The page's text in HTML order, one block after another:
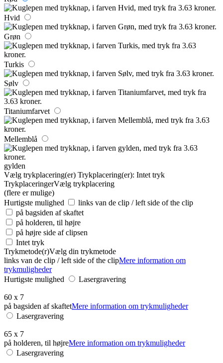
Hvid
Grøn
Turkis
Sølv
Titaniumfarvet
Mellemblå
gylden
Vælg trykplacering(er) Trykplacering(er): Intet tryk
TrykplaceringerVælg trykplacering
(flere er mulige)
Hurtigste mulighed
links van de clip / left side of the clip
på bagsiden af skaftet
på holderen, til højre
på højre side af clipsen
Intet tryk
Trykmetode(r)Vælg din trykmetode
links van de clip / left side of the clipMere information om
trykmuligheder
Hurtigste mulighed
Lasergravering
60 x 7
på bagsiden af skaftetMere information om trykmuligheder
Lasergravering
65 x 7
på holderen, til højreMere information om trykmuligheder
Lasergravering